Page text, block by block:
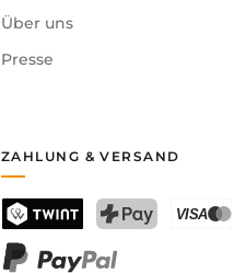
Über uns
Presse
ZAHLUNG & VERSAND
TWINT